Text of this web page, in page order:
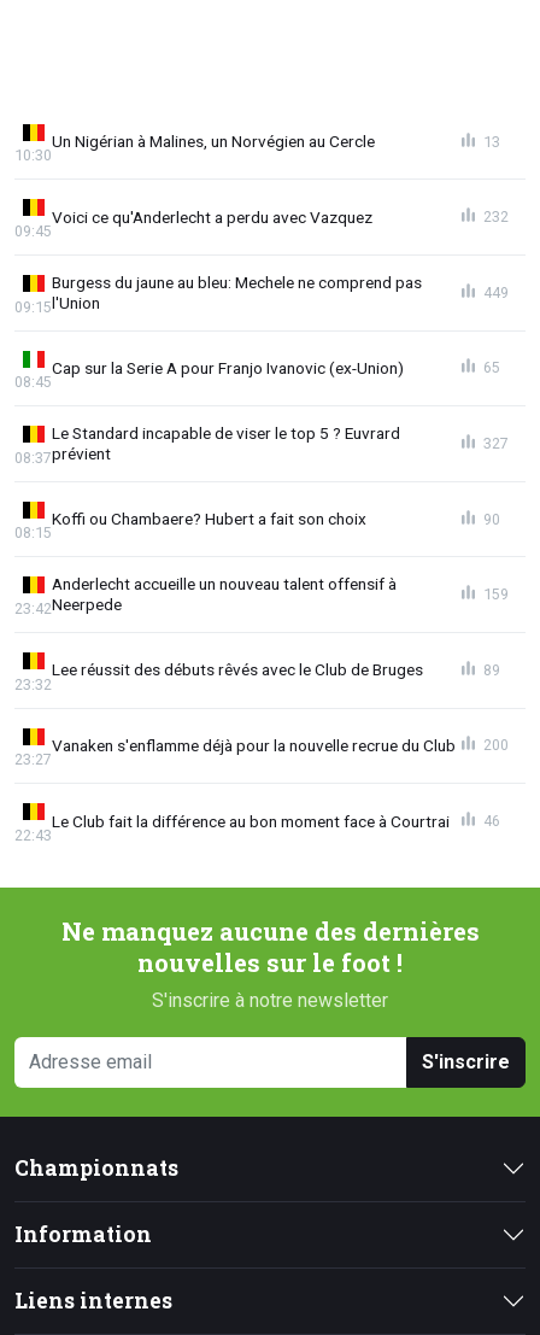
Un Nigérian à Malines, un Norvégien au Cercle
10:30
13
Voici ce qu'Anderlecht a perdu avec Vazquez
09:45
232
Burgess du jaune au bleu: Mechele ne comprend pas
l'Union
09:15
449
Cap sur la Serie A pour Franjo Ivanovic (ex-Union)
08:45
65
Le Standard incapable de viser le top 5 ? Euvrard
prévient
08:37
327
Koffi ou Chambaere? Hubert a fait son choix
08:15
90
Anderlecht accueille un nouveau talent offensif à
Neerpede
23:42
159
Lee réussit des débuts rêvés avec le Club de Bruges
23:32
89
Vanaken s'enflamme déjà pour la nouvelle recrue du Club
23:27
200
Le Club fait la différence au bon moment face à Courtrai
22:43
46
Ne manquez aucune des dernières
nouvelles sur le foot !
S'inscrire à notre newsletter
S'inscrire
Championnats
Information
Liens internes